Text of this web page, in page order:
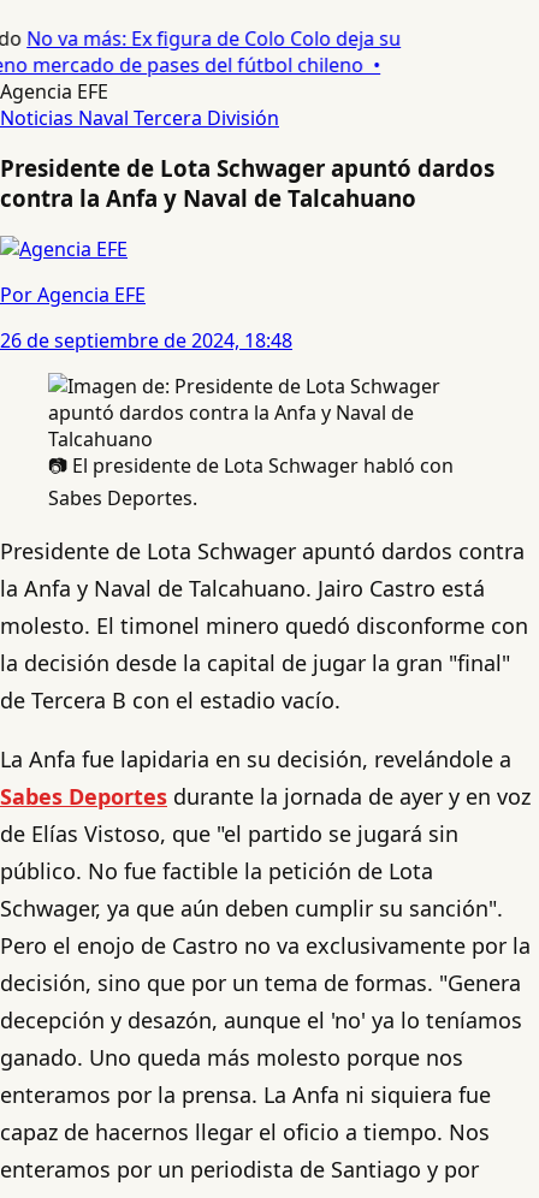
No va más: Ex figura de Colo Colo deja su
mercado de pases del fútbol chileno •
Agencia EFE
Noticias Naval Tercera División
Presidente de Lota Schwager apuntó dardos
contra la Anfa y Naval de Talcahuano
Por Agencia EFE
26 de septiembre de 2024, 18:48
📷 El presidente de Lota Schwager habló con
Sabes Deportes.
Presidente de Lota Schwager apuntó dardos contra
la Anfa y Naval de Talcahuano. Jairo Castro está
molesto. El timonel minero quedó disconforme con
la decisión desde la capital de jugar la gran "final"
de Tercera B con el estadio vacío.
La Anfa fue lapidaria en su decisión, revelándole a
Sabes Deportes durante la jornada de ayer y en voz
de Elías Vistoso, que "el partido se jugará sin
público. No fue factible la petición de Lota
Schwager, ya que aún deben cumplir su sanción".
Pero el enojo de Castro no va exclusivamente por la
decisión, sino que por un tema de formas. "Genera
decepción y desazón, aunque el 'no' ya lo teníamos
ganado. Uno queda más molesto porque nos
enteramos por la prensa. La Anfa ni siquiera fue
capaz de hacernos llegar el oficio a tiempo. Nos
enteramos por un periodista de Santiago y por